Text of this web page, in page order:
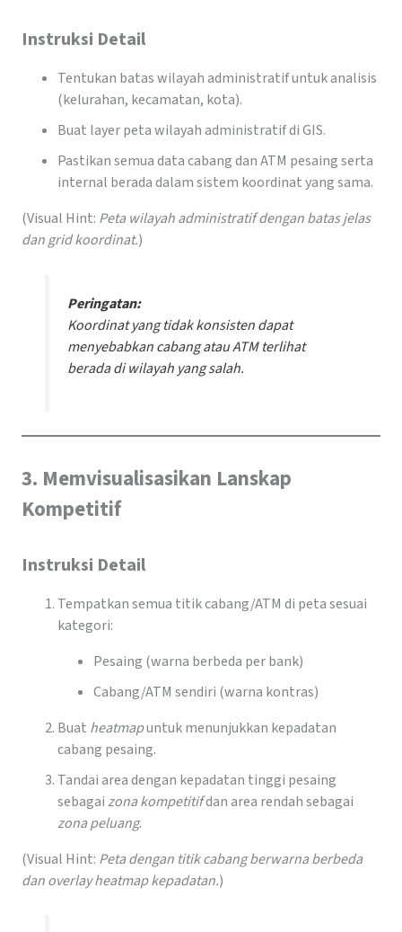
Instruksi Detail
Tentukan batas wilayah administratif untuk analisis
(kelurahan, kecamatan, kota).
Buat layer peta wilayah administratif di GIS.
Pastikan semua data cabang dan ATM pesaing serta
internal berada dalam sistem koordinat yang sama.
(Visual Hint: Peta wilayah administratif dengan batas jelas
dan grid koordinat.)
Peringatan:
Koordinat yang tidak konsisten dapat
menyebabkan cabang atau ATM terlihat
berada di wilayah yang salah.
3. Memvisualisasikan Lanskap
Kompetitif
Instruksi Detail
Tempatkan semua titik cabang/ATM di peta sesuai
kategori:
Pesaing (warna berbeda per bank)
Cabang/ATM sendiri (warna kontras)
Buat heatmapuntuk menunjukkan kepadatan
cabang pesaing.
Tandai area dengan kepadatan tinggi pesaing
sebagaizona kompetitifdan area rendah sebagai
zona peluang.
(Visual Hint: Peta dengan titik cabang berwarna berbeda
dan overlay heatmap kepadatan.)